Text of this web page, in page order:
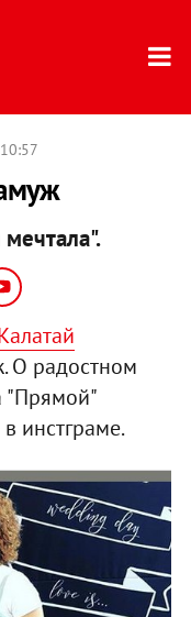
мечтала".
О радостном
"Прямой"
инстграме.